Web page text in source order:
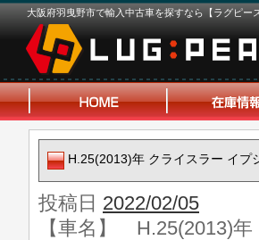
大阪府羽曳野市で輸入中古車を探すなら【ラグピー
H.25(2013)年 クライスラー イプ
投稿日 2022/02/05
【車名】 H.25(2013)